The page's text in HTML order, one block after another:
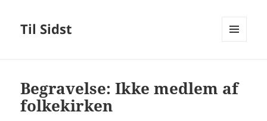
Til Sidst
Begravelse: Ikke medlem af
folkekirken